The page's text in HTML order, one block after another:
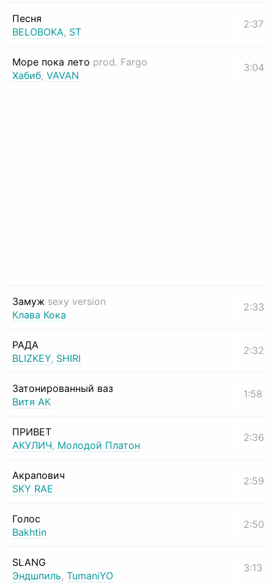
Песня
BELOBOKA, ST
2:37
Море пока лето prod. Fargo
Хабиб, VAVAN
3:04
Замуж sexy version
Клава Кока
2:33
РАДА
BLIZKEY, SHIRI
2:32
Затонированный ваз
Витя АК
1:58
ПРИВЕТ
АКУЛИЧ, Молодой Платон
2:36
Акрапович
SKY RAE
2:59
Голос
Bakhtin
2:50
SLANG
Эндшпиль, TumaniYO
3:13